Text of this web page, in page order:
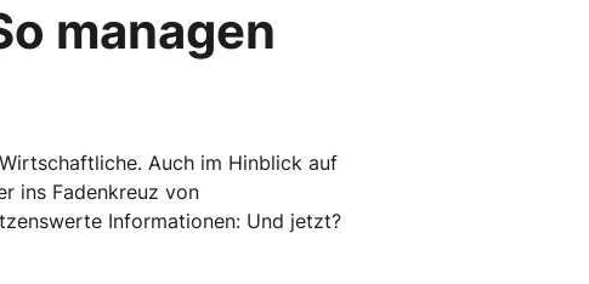
managen
Auch im Hinblick auf
ins Fadenkreuz von
Informationen: Und jetzt?